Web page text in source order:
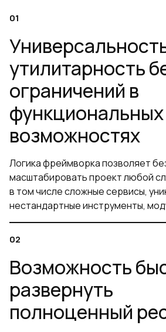
утилитарность
ограничений в
функциональных
возможностях
Логика фреймворка позволяет
масштабировать проект любой
в том числе сложные сервисы,
нестандартные инструменты,
Возможность
развернуть
полноценный